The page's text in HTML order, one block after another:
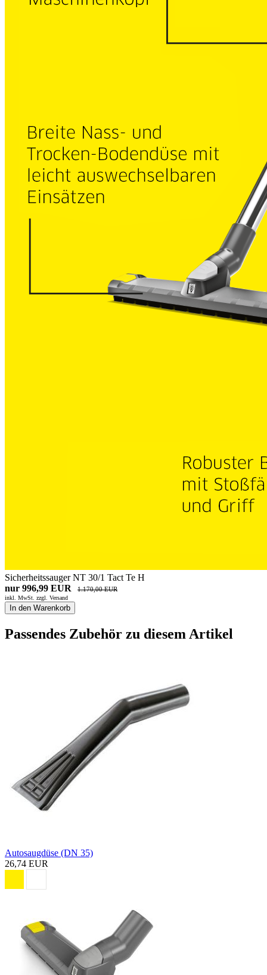
Sicherheitssauger NT 30/1 Tact Te H
nur 996,99 EUR
1.170,00 EUR
inkl. MwSt. zzgl. Versand
In den Warenkorb
Passendes Zubehör zu diesem Artikel
Autosaugdüse (DN 35)
26,74 EUR